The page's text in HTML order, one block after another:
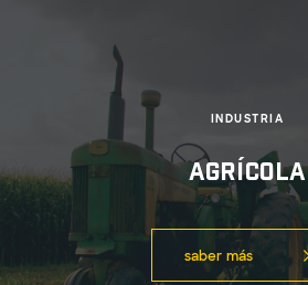
INDUSTRIA
Agrícola
saber más